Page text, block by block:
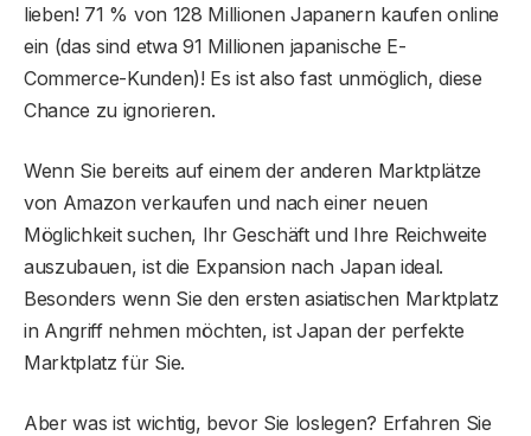
lieben! 71 % von 128 Millionen Japanern kaufen online
ein (das sind etwa 91 Millionen japanische E-
Commerce-Kunden)! Es ist also fast unmöglich, diese
Chance zu ignorieren.
Wenn Sie bereits auf einem der anderen Marktplätze
von Amazon verkaufen und nach einer neuen
Möglichkeit suchen, Ihr Geschäft und Ihre Reichweite
auszubauen, ist die Expansion nach Japan ideal.
Besonders wenn Sie den ersten asiatischen Marktplatz
in Angriff nehmen möchten, ist Japan der perfekte
Marktplatz für Sie.
Aber was ist wichtig, bevor Sie loslegen? Erfahren Sie